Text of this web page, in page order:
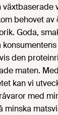
behovet av
Goda,
den
maten.
kan vi
med
minska